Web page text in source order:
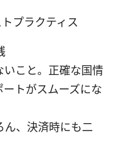
プラクティス
いこと。正確な国情
トがスムーズにな
ん、決済時にも二